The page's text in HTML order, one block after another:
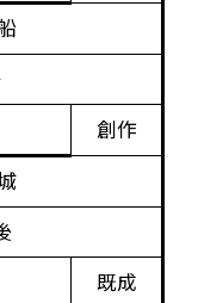
創作
既成